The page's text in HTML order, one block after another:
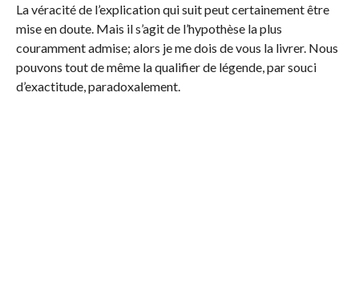
La véracité de l’explication qui suit peut certainement être
mise en doute. Mais il s’agit de l’hypothèse la plus
couramment admise; alors je me dois de vous la livrer. Nous
pouvons tout de même la qualifier de légende, par souci
d’exactitude, paradoxalement.